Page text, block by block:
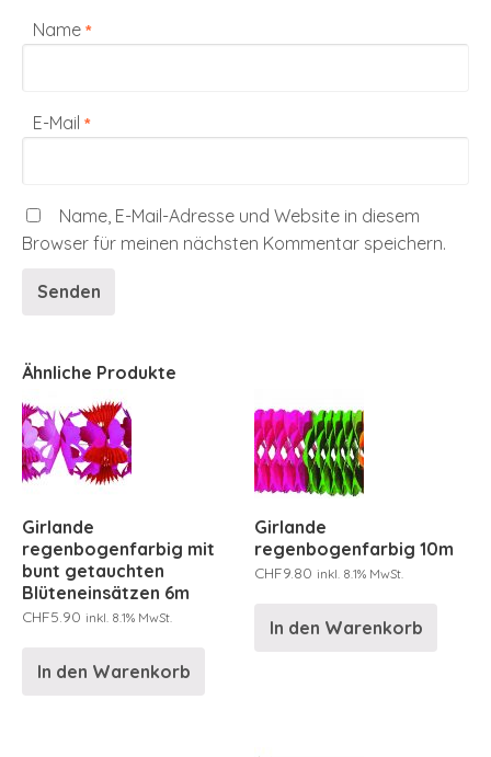
Name *
E-Mail *
Name, E-Mail-Adresse und Website in diesem
Browser für meinen nächsten Kommentar speichern.
Ähnliche Produkte
Girlande
regenbogenfarbig mit
bunt getauchten
Blüteneinsätzen 6m
CHF5.90 inkl. 8.1% MwSt.
In den Warenkorb
Girlande
regenbogenfarbig 10m
CHF9.80 inkl. 8.1% MwSt.
In den Warenkorb